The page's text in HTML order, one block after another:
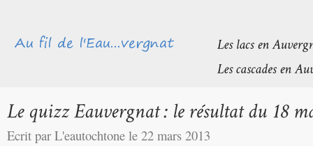
Ecrit par L'eautochtone le 22 mars 2013